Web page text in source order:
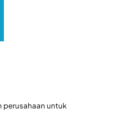
perusahaan untuk